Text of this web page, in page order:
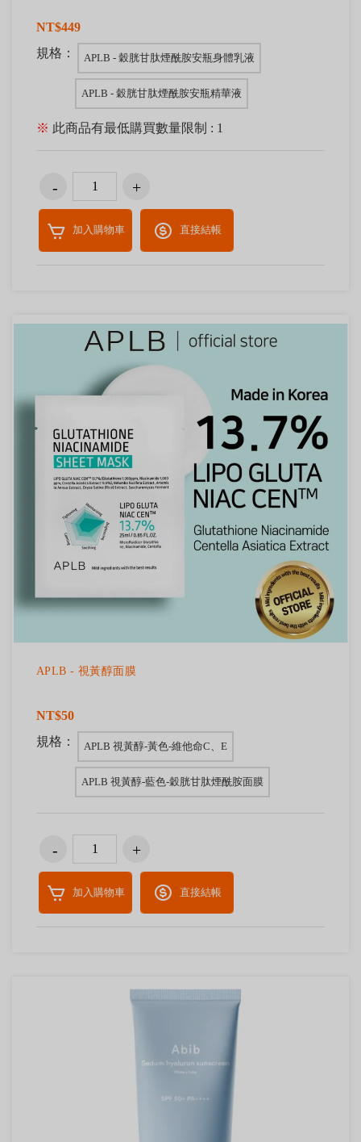
NT$449
規格：
APLB - 穀胱甘肽煙酰胺安瓶身體乳液
APLB - 穀胱甘肽煙酰胺安瓶精華液
※ 此商品有最低購買數量限制 : 1
加入購物車 直接結帳
APLB - 視黃醇面膜
NT$50
規格：
APLB 視黃醇-黃色-維他命C、E
APLB 視黃醇-藍色-穀胱甘肽煙酰胺面膜
加入購物車 直接結帳